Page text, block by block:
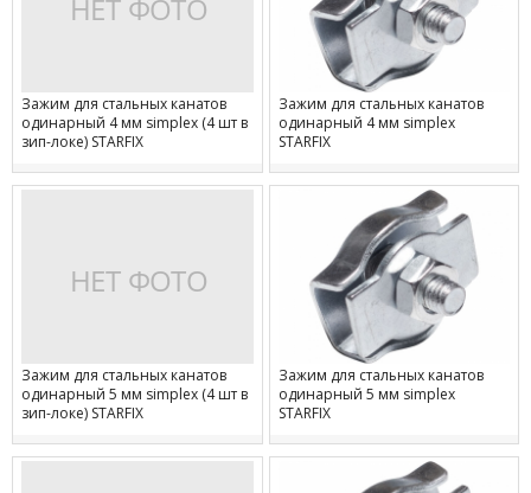
Зажим для стальных канатов
одинарный 4 мм simplex (4 шт в
зип-локе) STARFIX
Зажим для стальных канатов
одинарный 4 мм simplex
STARFIX
Зажим для стальных канатов
одинарный 5 мм simplex (4 шт в
зип-локе) STARFIX
Зажим для стальных канатов
одинарный 5 мм simplex
STARFIX